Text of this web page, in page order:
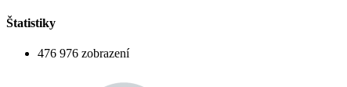
Štatistiky
476 976 zobrazení